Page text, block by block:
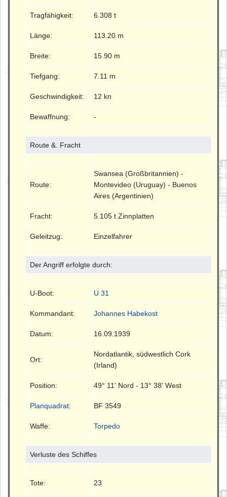
Tragfähigkeit: 6.308 t
Länge: 113.20 m
Breite: 15.90 m
Tiefgang: 7.11 m
Geschwindigkeit: 12 kn
Bewaffnung: -
Route &. Fracht
Route:
Swansea (Großbritannien) -
Montevideo (Uruguay) - Buenos
Aires (Argentinien)
Fracht: 5.105 t Zinnplatten
Geleitzug: Einzelfahrer
Der Angriff erfolgte durch:
U-Boot: U 31
Kommandant: Johannes Habekost
Datum: 16.09.1939
Ort:
Nordatlantik, südwestlich Cork
(Irland)
Position: 49° 11' Nord - 13° 38' West
Planquadrat: BF 3549
Waffe: Torpedo
Verluste des Schiffes
Tote: 23